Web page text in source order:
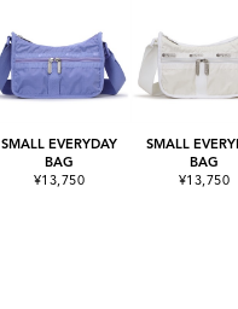
SMALL EVERYDAY
BAG
¥13,750
SMALL
BAG
¥13,750